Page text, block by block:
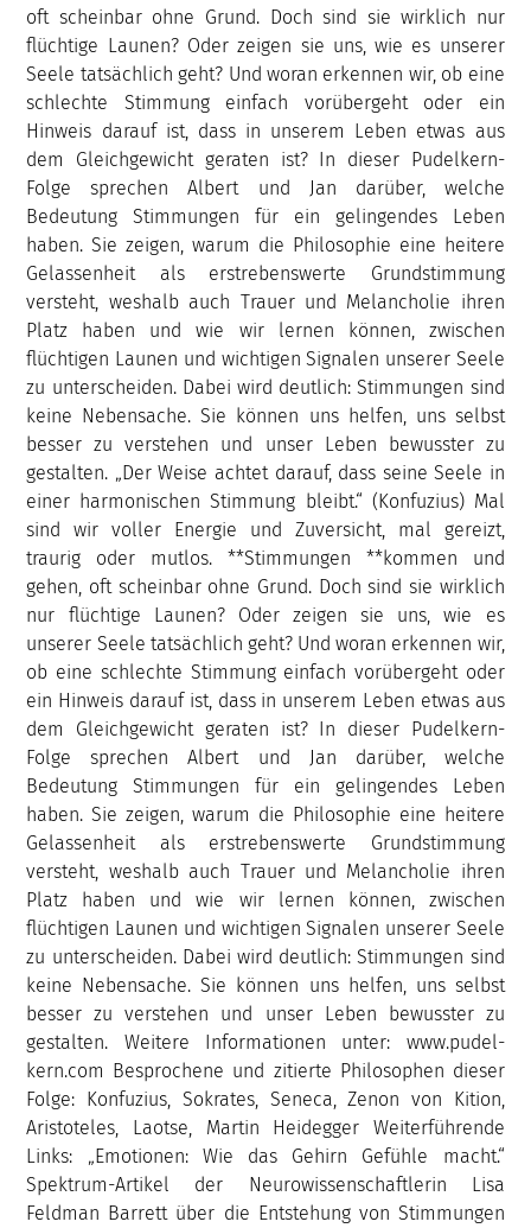
oft scheinbar ohne Grund. Doch sind sie wirklich nur
flüchtige Launen? Oder zeigen sie uns, wie es unserer
Seele tatsächlich geht? Und woran erkennen wir, ob eine
schlechte Stimmung einfach vorübergeht oder ein
Hinweis darauf ist, dass in unserem Leben etwas aus
dem Gleichgewicht geraten ist? In dieser Pudelkern-
Folge sprechen Albert und Jan darüber, welche
Bedeutung Stimmungen für ein gelingendes Leben
haben. Sie zeigen, warum die Philosophie eine heitere
Gelassenheit als erstrebenswerte Grundstimmung
versteht, weshalb auch Trauer und Melancholie ihren
Platz haben und wie wir lernen können, zwischen
flüchtigen Launen und wichtigen Signalen unserer Seele
zu unterscheiden. Dabei wird deutlich: Stimmungen sind
keine Nebensache. Sie können uns helfen, uns selbst
besser zu verstehen und unser Leben bewusster zu
gestalten. „Der Weise achtet darauf, dass seine Seele in
einer harmonischen Stimmung bleibt.“ (Konfuzius) Mal
sind wir voller Energie und Zuversicht, mal gereizt,
traurig oder mutlos. **Stimmungen **kommen und
gehen, oft scheinbar ohne Grund. Doch sind sie wirklich
nur flüchtige Launen? Oder zeigen sie uns, wie es
unserer Seele tatsächlich geht? Und woran erkennen wir,
ob eine schlechte Stimmung einfach vorübergeht oder
ein Hinweis darauf ist, dass in unserem Leben etwas aus
dem Gleichgewicht geraten ist? In dieser Pudelkern-
Folge sprechen Albert und Jan darüber, welche
Bedeutung Stimmungen für ein gelingendes Leben
haben. Sie zeigen, warum die Philosophie eine heitere
Gelassenheit als erstrebenswerte Grundstimmung
versteht, weshalb auch Trauer und Melancholie ihren
Platz haben und wie wir lernen können, zwischen
flüchtigen Launen und wichtigen Signalen unserer Seele
zu unterscheiden. Dabei wird deutlich: Stimmungen sind
keine Nebensache. Sie können uns helfen, uns selbst
besser zu verstehen und unser Leben bewusster zu
gestalten. Weitere Informationen unter: www.pudel-
kern.com Besprochene und zitierte Philosophen dieser
Folge: Konfuzius, Sokrates, Seneca, Zenon von Kition,
Aristoteles, Laotse, Martin Heidegger Weiterführende
Links: „Emotionen: Wie das Gehirn Gefühle macht.“
Spektrum-Artikel der Neurowissenschaftlerin Lisa
Feldman Barrett über die Entstehung von Stimmungen